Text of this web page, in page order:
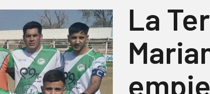
La